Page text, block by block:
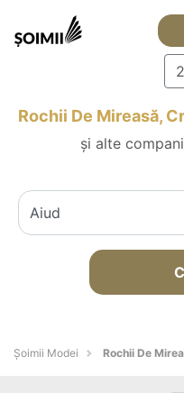
Rochii De Mireasă,
și alte
Șoimii Modei Rochii De